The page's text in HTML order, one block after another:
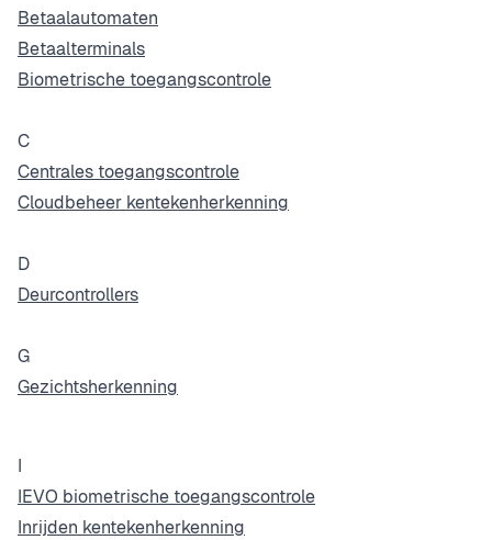
Betaalautomaten
Betaalterminals
Biometrische toegangscontrole
C
Centrales toegangscontrole
Cloudbeheer kentekenherkenning
D
Deurcontrollers
G
Gezichtsherkenning
I
IEVO biometrische toegangscontrole
Inrijden kentekenherkenning